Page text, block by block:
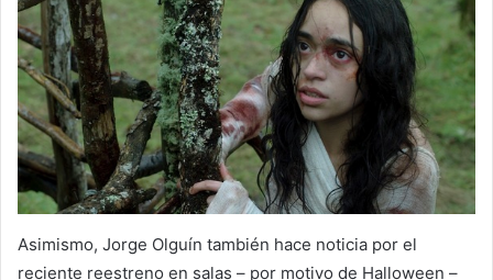
Asimismo, Jorge Olguín también hace noticia por el
reciente reestreno en salas – por motivo de Halloween –